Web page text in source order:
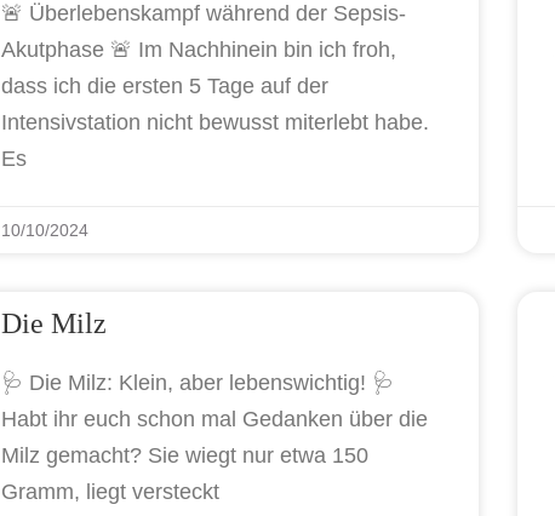
🚨 Überlebenskampf während der Sepsis-
Akutphase 🚨 Im Nachhinein bin ich froh,
dass ich die ersten 5 Tage auf der
Intensivstation nicht bewusst miterlebt habe.
Es
10/10/2024
Die Milz
🩺 Die Milz: Klein, aber lebenswichtig! 🩺
Habt ihr euch schon mal Gedanken über die
Milz gemacht? Sie wiegt nur etwa 150
Gramm, liegt versteckt